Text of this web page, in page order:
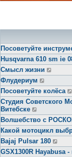
Посоветуйте
Husqvarna 610 sm ie
Смысл жизни
Флудериум
Посоветуйте колёса
Студия Советского
Витебске
Волшебство с
Какой мотоцикл
Bajaj Pulsar 180
GSX1300R Hayabusa